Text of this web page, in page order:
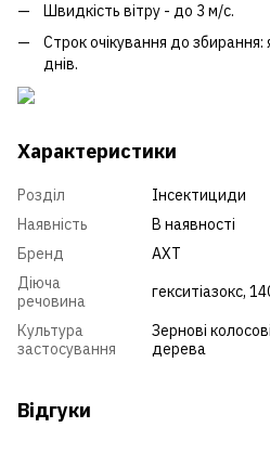
Швидкість вітру - до 3 м/с.
Строк очікування до збирання:
днів.
Характеристики
Розділ
Інсектициди
Наявність
В наявності
Бренд
АХТ
Діюча
речовина
гекситіазокс,
Культура
застосування
Зернові колосові
дерева
Відгуки